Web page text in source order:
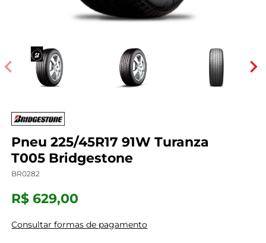
Pneu 225/45R17 91W Turanza
T005 Bridgestone
BR0282
R$ 629,00
Consultar formas de pagamento